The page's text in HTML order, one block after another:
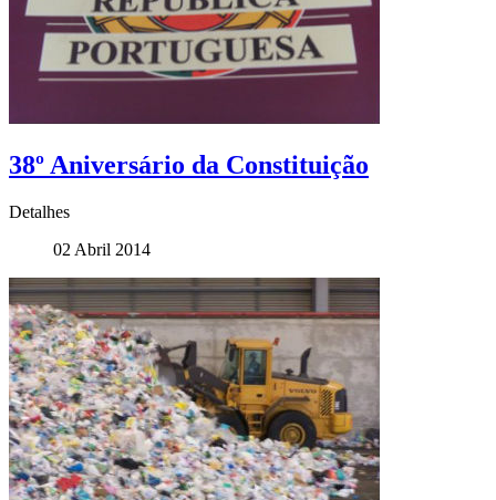
38º Aniversário da Constituição
Detalhes
02 Abril 2014